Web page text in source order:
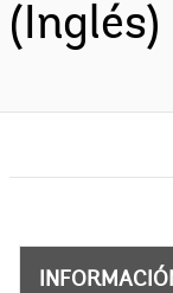
(Inglés)